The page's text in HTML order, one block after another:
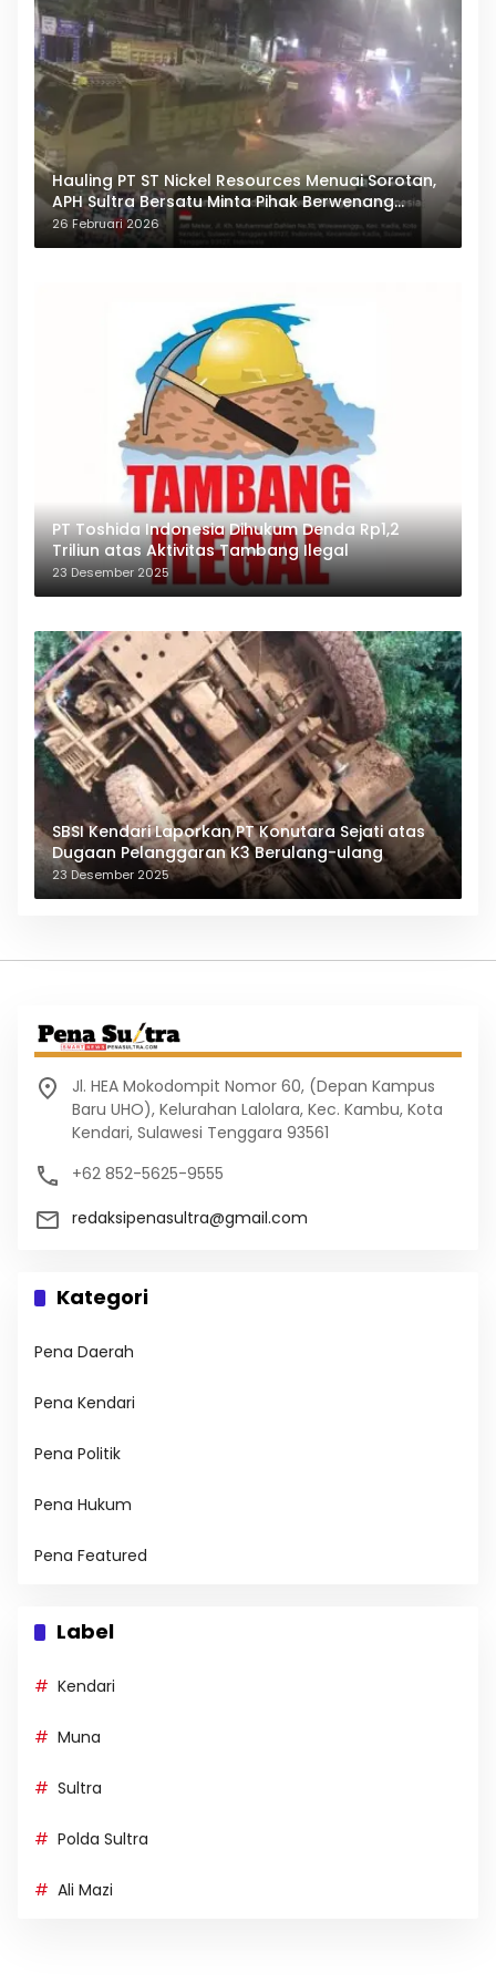
Hauling PT ST Nickel Resources Menuai Sorotan,
APH Sultra Bersatu Minta Pihak Berwenang
Bertindak
26 Februari 2026
PT Toshida Indonesia Dihukum Denda Rp1,2
Triliun atas Aktivitas Tambang Ilegal
23 Desember 2025
SBSI Kendari Laporkan PT Konutara Sejati atas
Dugaan Pelanggaran K3 Berulang-ulang
23 Desember 2025
Jl. HEA Mokodompit Nomor 60, (Depan Kampus
Baru UHO), Kelurahan Lalolara, Kec. Kambu, Kota
Kendari, Sulawesi Tenggara 93561
+62 852-5625-9555
redaksipenasultra@gmail.com
Kategori
Pena Daerah
Pena Kendari
Pena Politik
Pena Hukum
Pena Featured
Label
Kendari
Muna
Sultra
Polda Sultra
Ali Mazi